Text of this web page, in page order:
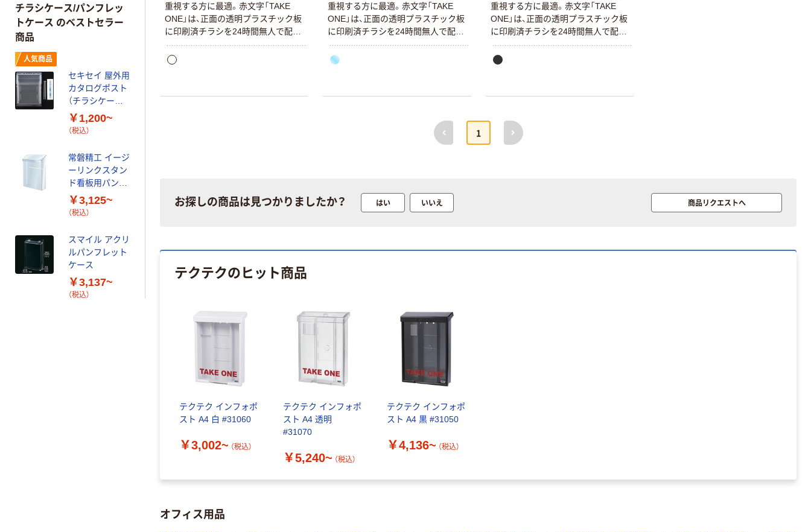
重視する方に最適。赤文字「TAKE
ONE」は、正面の透明プラスチック板
に印刷済チラシを24時間無人で配布
できます。簡易なチラシケースでは
満足できなかった方にオススメ
重視する方に最適。赤文字「TAKE
ONE」は、正面の透明プラスチック板
に印刷済チラシを24時間無人で配布
できます。簡易なチラシケースでは
満足できなかった方にオススメ
重視する方に最適。赤文字「TAKE
ONE」は、正面の透明プラスチック板
に印刷済チラシを24時間無人で配布
できます。簡易なチラシケースでは
満足できなかった方にオススメ
前へ
1
次へ
お探しの商品は見つかりましたか？ はい いいえ 商品リクエストへ
テクテクのヒット商品
テクテク インフォポ
スト A4 白 #31060
￥3,002~ （税込）
テクテク インフォポ
スト A4 透明
#31070
￥5,240~ （税込）
テクテク インフォポ
スト A4 黒 #31050
￥4,136~ （税込）
オフィス用品
チラシケース/パンフレッ
トケース のベストセラー
商品
人気商品
セキセイ 屋外用
カタログポスト
（チラシケース）
A4
￥1,200~
（税込）
常磐精工 イージ
ーリンクスタン
ド看板用パンフ
レットケース単
品（屋外用）
￥3,125~
（税込）
スマイル アクリ
ルパンフレット
ケース
￥3,137~
（税込）